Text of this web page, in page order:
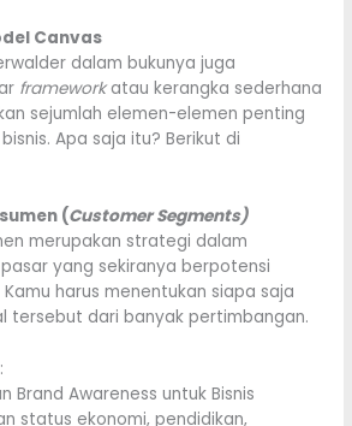
Canvas
dalam bukunya juga
frameworkatau kerangka sederhana
sejumlah elemen-elemen penting
Apa saja itu? Berikut di
(Customer Segments)
merupakan strategi dalam
yang sekiranya berpotensi
harus menentukan siapa saja
tersebut dari banyak pertimbangan.
Brand Awareness untuk Bisnis
status ekonomi, pendidikan,